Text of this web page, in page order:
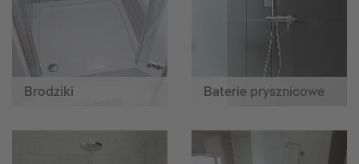
Brodziki Baterie prysznicowe